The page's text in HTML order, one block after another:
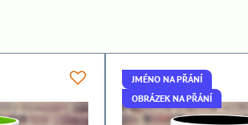
JMÉNO NA PŘÁNÍ
OBRÁZEK NA PŘÁNÍ